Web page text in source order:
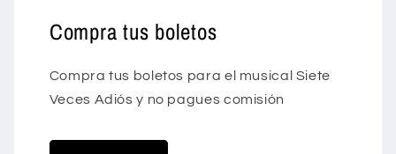
Compra tus boletos
Compra tus boletos para el musical Siete
Veces Adiós y no pagues comisión